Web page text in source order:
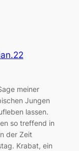
meiner
Jungen
lassen.
so treffend in
der Zeit
Krabat, ein